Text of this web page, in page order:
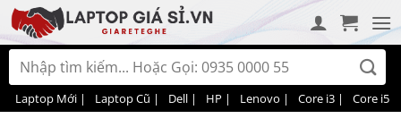
Bỏ
qua
nội
dung
Tìm
kiếm:
Laptop Mới | Laptop Cũ | Dell | HP | Lenovo | Core i3 | Core i5 |